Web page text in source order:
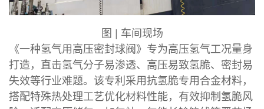
图 | 车间现场
《一种氢气用高压密封球阀》专为高压氢气工况量身
打造，直击氢气分子易渗透、高压易致氢脆、密封易
失效等行业难题。该专利采用抗氢脆专用合金材料，
搭配特殊热处理工艺优化材料性能，有效抑制氢脆风